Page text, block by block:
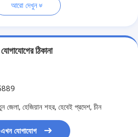
আরো দেখুন
যোগাযোগের ঠিকানা
হেজিয়ান শহর, হেবেই প্রদেশ, চীন
এখন যোগাযোগ